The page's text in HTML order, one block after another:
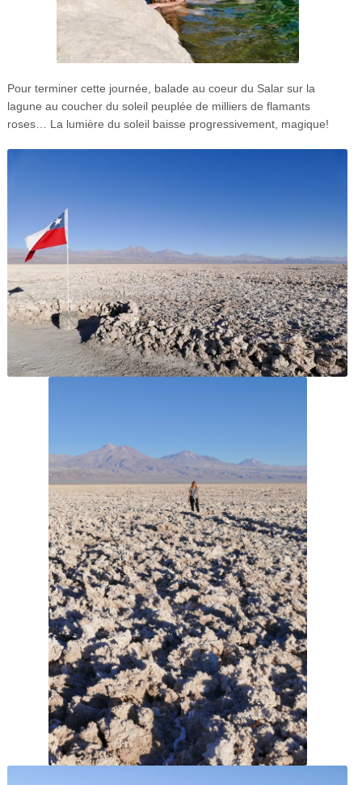
Pour terminer cette journée, balade au coeur du Salar sur la
lagune au coucher du soleil peuplée de milliers de flamants
roses… La lumière du soleil baisse progressivement, magique!